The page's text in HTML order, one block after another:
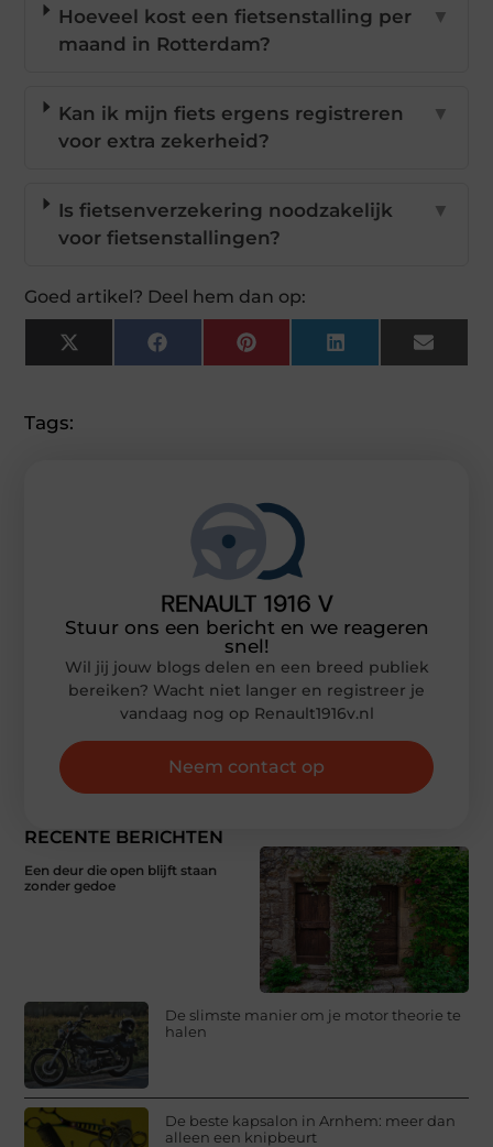
Hoeveel kost een fietsenstalling per
maand in Rotterdam?
▼
Kan ik mijn fiets ergens registreren
voor extra zekerheid?
▼
Is fietsenverzekering noodzakelijk
voor fietsenstallingen?
▼
Goed artikel? Deel hem dan op:
X
(Twitter)
FacebookPinterestLinkedInEmail
Tags:
RECENTE BERICHTEN
Een deur die open blijft staan
zonder gedoe
De slimste manier om je motor theorie te
halen
De beste kapsalon in Arnhem: meer dan
alleen een knipbeurt
Stuur ons een bericht en we reageren
snel!
Wil jij jouw blogs delen en een breed publiek
bereiken? Wacht niet langer en registreer je
vandaag nog op Renault1916v.nl
Neem contact op